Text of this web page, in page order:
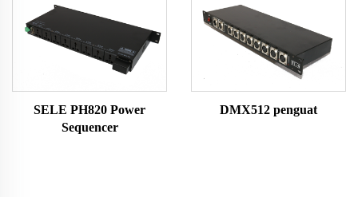
SELE PH820 Power
Sequencer
DMX512 penguat